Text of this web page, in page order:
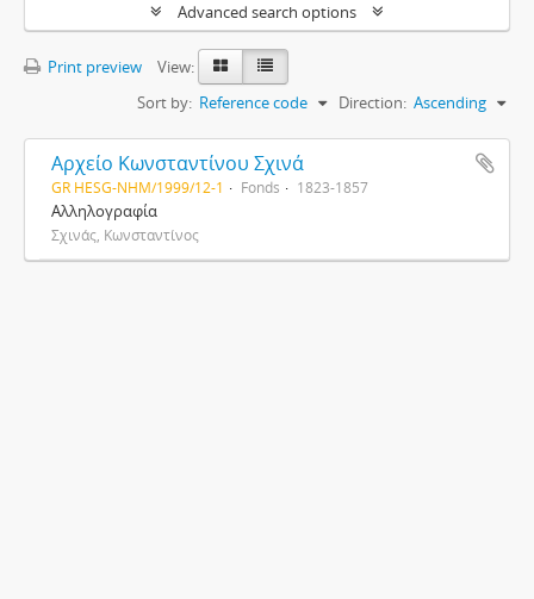
Advanced search options
Print preview
View:
Sort by: Reference code Direction: Ascending
Αρχείο Κωνσταντίνου Σχινά
GR HESG-NHM/1999/12-1 Fonds 1823-1857
Αλληλογραφία
Σχινάς, Κωνσταντίνος